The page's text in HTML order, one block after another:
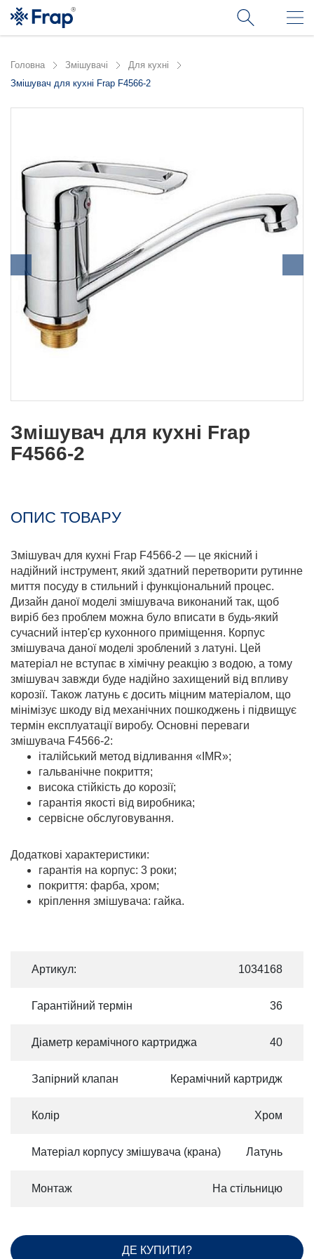
Головна Змішувачі
Для кухні
Змішувач для кухні Frap F4566-2
Змішувач для кухні Frap
F4566-2
ОПИС ТОВАРУ
Змішувач для кухні Frap F4566-2 — це якісний і
надійний інструмент, який здатний перетворити рутинне
миття посуду в стильний і функціональний процес.
Дизайн даної моделі змішувача виконаний так, щоб
виріб без проблем можна було вписати в будь-який
сучасний інтер'єр кухонного приміщення. Корпус
змішувача даної моделі зроблений з латуні. Цей
матеріал не вступає в хімічну реакцію з водою, а тому
змішувач завжди буде надійно захищений від впливу
корозії. Також латунь є досить міцним матеріалом, що
мінімізує шкоду від механічних пошкоджень і підвищує
термін експлуатації виробу. Основні переваги
змішувача F4566-2:
італійський метод відливання «IMR»;
гальванічне покриття;
висока стійкість до корозії;
гарантія якості від виробника;
сервісне обслуговування.
Додаткові характеристики:
гарантія на корпус: 3 роки;
покриття: фарба, хром;
кріплення змішувача: гайка.
Артикул: 1034168
Гарантійний термін 36
Діаметр керамічного картриджа 40
Запірний клапан Керамічний картридж
Колір Хром
Матеріал корпусу змішувача (крана) Латунь
Монтаж На стільницю
ДЕ КУПИТИ?